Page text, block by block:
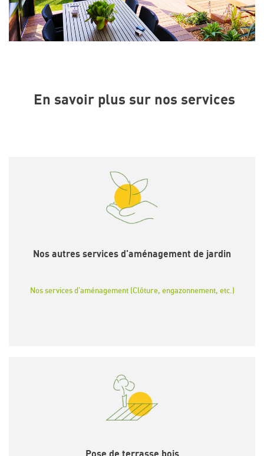
En savoir plus sur nos services
Nos autres services d'aménagement de jardin
Nos services d'aménagement (Clôture, engazonnement, etc.)